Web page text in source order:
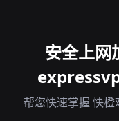
安全上网
帮您快速掌握 快